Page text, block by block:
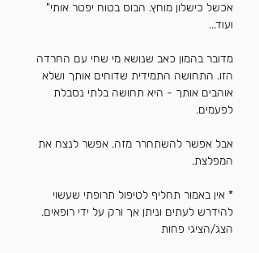
אכשל כישלון מוחץ. הבוס בטוח יפטר אותי"
ועוד...
מדובר בהמון כאב שנושא מי שחי עם החרדה
הזו. התחושה התמידית שדוחים אותך ושלא
אוהבים אותך - היא תחושה בלתי נסבלת
לפעמים.
אבל אפשר להשתחרר מזה. אפשר לנצח את
המפלצת.
* אין באמור תחליף לטיפול תרופתי שעשוי
להידרש לעתים וניתן אך ורק על ידי רופאים.
הצג/הציגי פחות